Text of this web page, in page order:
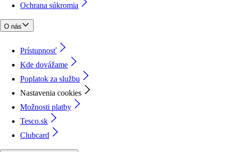
Ochrana súkromia
O nás
Prístupnosť
Kde dovážame
Poplatok za službu
Nastavenia cookies
Možnosti platby
Tesco.sk
Clubcard